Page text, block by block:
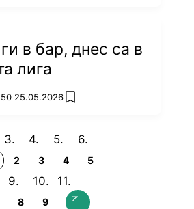
в бар, днес са в
лига
25.05.2026 add favorites
2 3 4 5
8 9